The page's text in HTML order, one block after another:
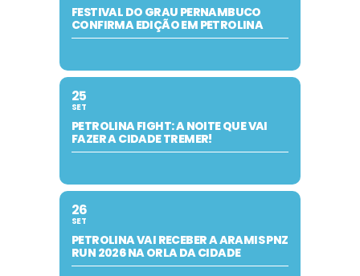
FESTIVAL DO GRAU PERNAMBUCO
CONFIRMA EDIÇÃO EM PETROLINA
25
SET
PETROLINA FIGHT: A NOITE QUE VAI
FAZER A CIDADE TREMER!
26
SET
PETROLINA VAI RECEBER A ARAMIS PNZ
RUN 2026 NA ORLA DA CIDADE